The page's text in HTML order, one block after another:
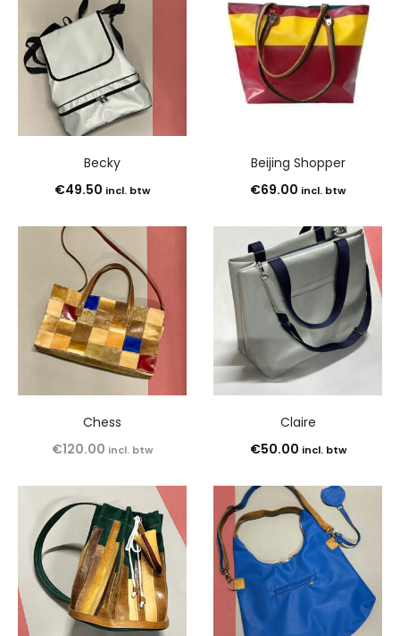
Becky
€49.50 incl. btw
Beijing Shopper
€69.00 incl. btw
Chess
€120.00 incl. btw
Claire
€50.00 incl. btw